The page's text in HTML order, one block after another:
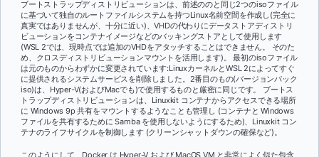
ブートストラップディストリビューションは、前述ののと同じ2つのisoファイル
に基づいて独自のルートファイルシステムを持つLinux名前空間を作成し(完全に
真実ではありませんが、十分に近い)、VHDの代わりにデータストアディストリ
ビューションをコンテナイメージなどのバッキングストアとして使用します
(WSL 2では、現時点では追加のVHDをアタッチすることはできません。 そのた
め、クロスディストリビューションマウントを活用します)。 最初のisoファイル
は元のものからわずかに変更されています:LinuxカーネルとWSL 2によってすぐ
に提供されるシステムサービスを削除しました。2番目のもの(バージョンパック
iso)は、Hyper-V(およびMacでも)で使用するものと厳密に同じです。 ブートス
トラップディストリビューションは、Linuxkit コンテナからアクセスできる場所
に Windows 9p 共有をマウントするようなことも管理し (コンテナと Windows
ファイルを共有するために Samba を使用しないようにするため)、Linuxkit コン
テナのライフサイクルを制御します (クリーンシャットダウンの確保など)。